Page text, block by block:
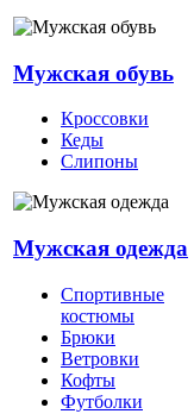
Мужская обувь
Кроссовки
Кеды
Слипоны
Мужская одежда
Спортивные
костюмы
Брюки
Ветровки
Кофты
Футболки